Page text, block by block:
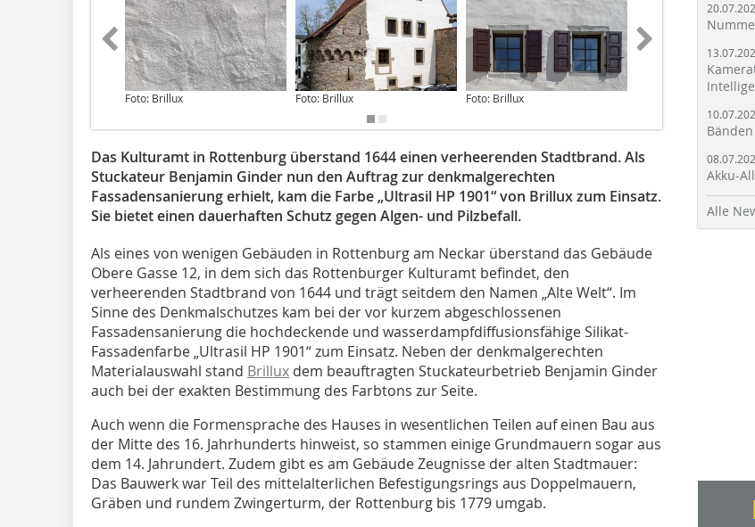
Foto: Brillux Foto: Brillux Foto: Brillux
Das Kulturamt in Rottenburg überstand 1644 einen verheerenden Stadtbrand. Als
Stuckateur Benjamin Ginder nun den Auftrag zur denkmalgerechten
Fassadensanierung erhielt, kam die Farbe „Ultrasil HP 1901“ von Brillux zum Einsatz.
Sie bietet einen dauerhaften Schutz gegen Algen- und Pilzbefall.
Als eines von wenigen Gebäuden in Rottenburg am Neckar überstand das Gebäude
Obere Gasse 12, in dem sich das Rottenburger Kulturamt befindet, den
verheerenden Stadtbrand von 1644 und trägt seitdem den Namen „Alte Welt“. Im
Sinne des Denkmalschutzes kam bei der vor kurzem abgeschlossenen
Fassadensanierung die hochdeckende und wasserdampfdiffusionsfähige Silikat-
Fassadenfarbe „Ultrasil HP 1901“ zum Einsatz. Neben der denkmalgerechten
Materialauswahl stand Brillux dem beauftragten Stuckateurbetrieb Benjamin Ginder
auch bei der exakten Bestimmung des Farbtons zur Seite.
Auch wenn die Formensprache des Hauses in wesentlichen Teilen auf einen Bau aus
der Mitte des 16. Jahrhunderts hinweist, so stammen einige Grundmauern sogar aus
dem 14. Jahrundert. Zudem gibt es am Gebäude Zeugnisse der alten Stadtmauer:
Das Bauwerk war Teil des mittelalterlichen Befestigungsrings aus Doppelmauern,
Gräben und rundem Zwingerturm, der Rottenburg bis 1779 umgab.
Bänden
Akku-
Alle